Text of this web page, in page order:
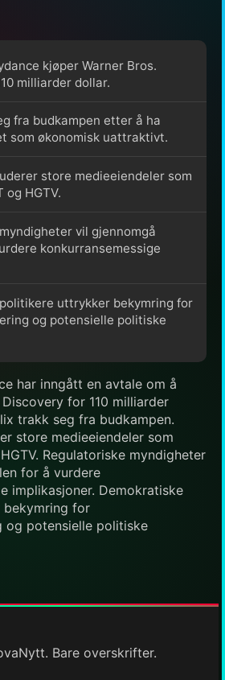
kjøper Warner Bros.
milliarder dollar.
fra budkampen etter å ha
som økonomisk uattraktivt.
store medieeiendeler som
og HGTV.
vil gjennomgå
konkurransemessige
uttrykker bekymring for
og potensielle politiske
har inngått en avtale om å
for 110 milliarder
trakk seg fra budkampen.
store medieeiendeler som
Regulatoriske myndigheter
for å vurdere
implikasjoner. Demokratiske
for
og potensielle politiske
Bare overskrifter.